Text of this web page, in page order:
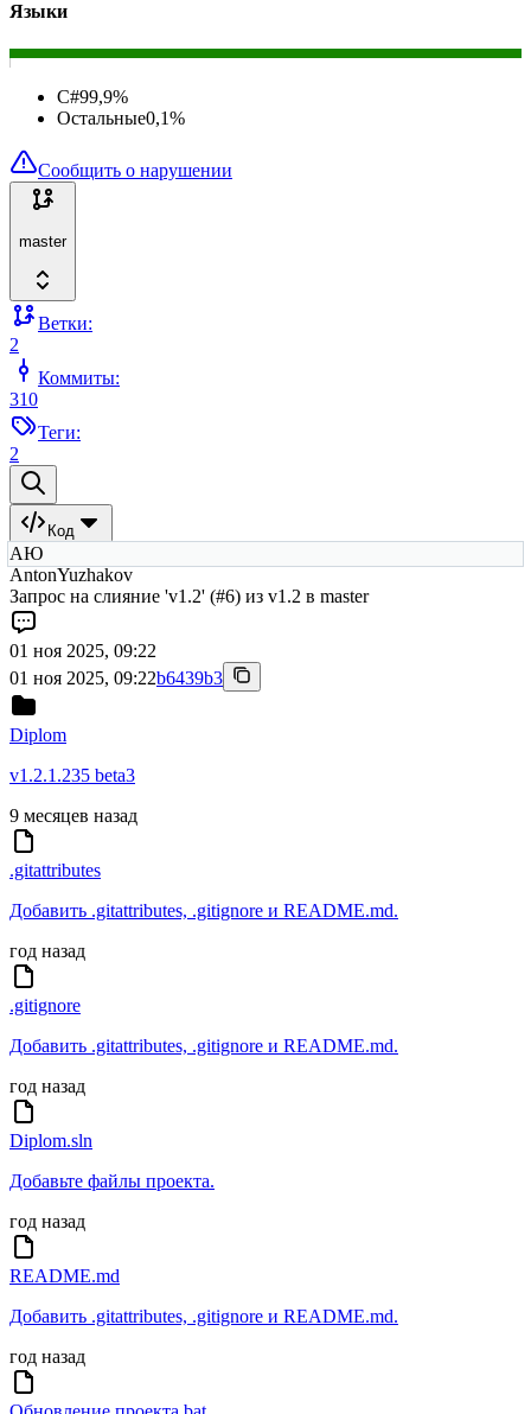
Языки
C#99,9%
Остальные0,1%
Сообщить о нарушении
master
Ветки:
2
Коммиты:
310
Теги:
2
Код
АЮ
AntonYuzhakov
Запрос на слияние 'v1.2' (#6) из v1.2 в master
01 ноя 2025, 09:22
01 ноя 2025, 09:22b6439b3
Diplom
v1.2.1.235 beta3
9 месяцев назад
.gitattributes
Добавить .gitattributes, .gitignore и README.md.
год назад
.gitignore
Добавить .gitattributes, .gitignore и README.md.
год назад
Diplom.sln
Добавьте файлы проекта.
год назад
README.md
Добавить .gitattributes, .gitignore и README.md.
год назад